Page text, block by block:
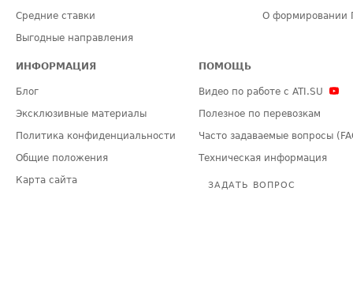
Средние ставки
Выгодные направления
О формировании
ИНФОРМАЦИЯ
Блог
Эксклюзивные материалы
Политика конфиденциальности
Общие положения
Карта сайта
ПОМОЩЬ
Видео по работе с ATI.SU
Полезное по перевозкам
Часто задаваемые вопросы
Техническая информация
ЗАДАТЬ ВОПРОС